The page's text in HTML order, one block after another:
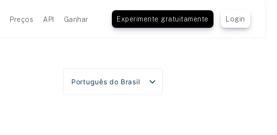
Preços API Ganhar Experimente gratuitamente Login
Português do Brasil
English